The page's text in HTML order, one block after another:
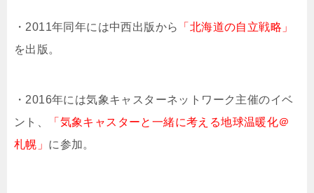
・2011年同年には中西出版から
「北海道の自立戦略」
を出版。
・2016年には気象キャスターネットワーク主催のイベ
ント、
「気象キャスターと一緒に考える地球温暖化＠
札幌」 に参加。